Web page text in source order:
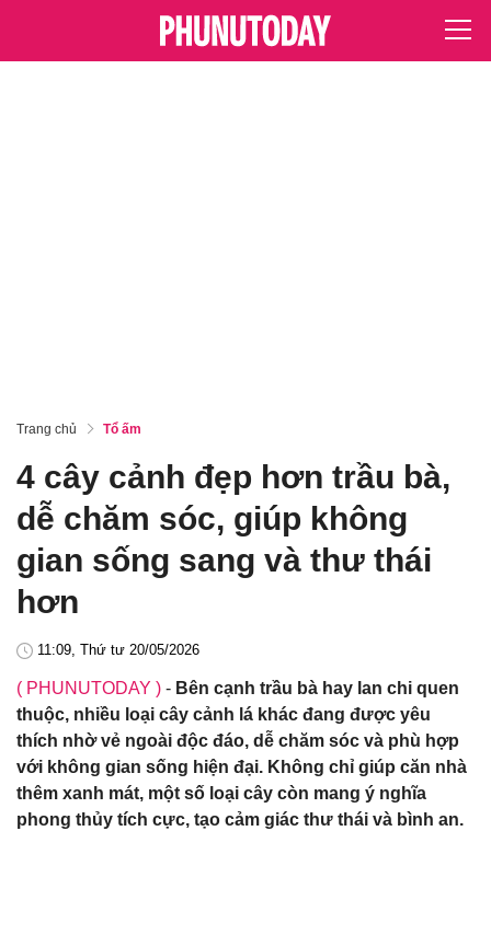
Trang chủ Tổ ấm
4 cây cảnh đẹp hơn trầu bà,
dễ chăm sóc, giúp không
gian sống sang và thư thái
hơn
11:09, Thứ tư 20/05/2026
( PHUNUTODAY ) - Bên cạnh trầu bà hay lan chi quen
thuộc, nhiều loại cây cảnh lá khác đang được yêu
thích nhờ vẻ ngoài độc đáo, dễ chăm sóc và phù hợp
với không gian sống hiện đại. Không chỉ giúp căn nhà
thêm xanh mát, một số loại cây còn mang ý nghĩa
phong thủy tích cực, tạo cảm giác thư thái và bình an.